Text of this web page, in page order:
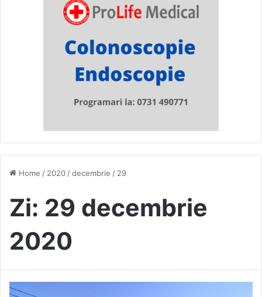
Home / 2020 /decembrie / 29
Zi: 29 decembrie
2020